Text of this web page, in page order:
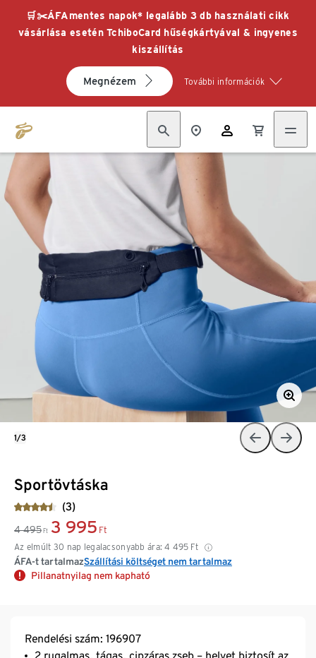
🛒✂️ÁFAmentes napok* legalább 3 db használati cikk
vásárlása esetén TchiboCard hűségkártyával & ingyenes
kiszállítás
Megnézem További információk
Sportövtáska
(3)
4 495 Ft 3 995 Ft
Az elmúlt 30 nap legalacsonyabb ára: 4 495 Ft
ÁFA-t tartalmazSzállítási költséget nem tartalmaz
Pillanatnyilag nem kapható
1/3
Rendelési szám: 196907